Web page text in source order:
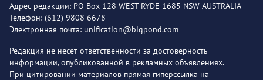
Адрес редакции: PO Box 128 WEST RYDE 1685 NSW AUSTRALIA
Телефон: (612) 9808 6678
Электронная почта: unification@bigpond.com
Редакция не несет ответственности за достоверность
информации, опубликованной в рекламных объявлениях.
При цитировании материалов прямая гиперссылка на